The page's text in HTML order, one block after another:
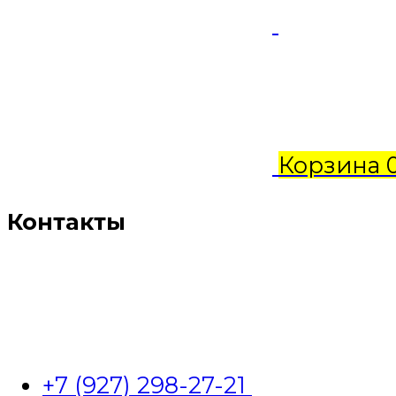
Корзина
Контакты
+7 (927) 298-27-21